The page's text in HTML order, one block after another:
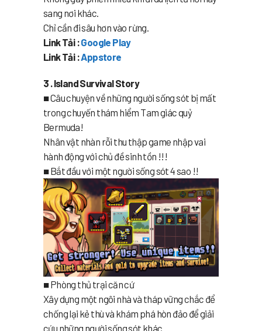
sang nơi khác.
Chỉ cần đi sâu hơn vào rừng.
Link Tải :Google Play
Link Tải :Appstore
3 . Island Survival Story
■ Câu chuyện về những người sống sót bị mất
trong chuyến thám hiểm Tam giác quỷ
Bermuda!
Nhân vật nhàn rỗi thu thập game nhập vai
hành động với chủ đề sinh tồn !!!
■ Bắt đầu với một người sống sót 4 sao !!
■ Phòng thủ trại căn cứ
Xây dựng một ngôi nhà và tháp vững chắc để
chống lại kẻ thù và khám phá hòn đảo để giải
cứu những người sống sót khác.